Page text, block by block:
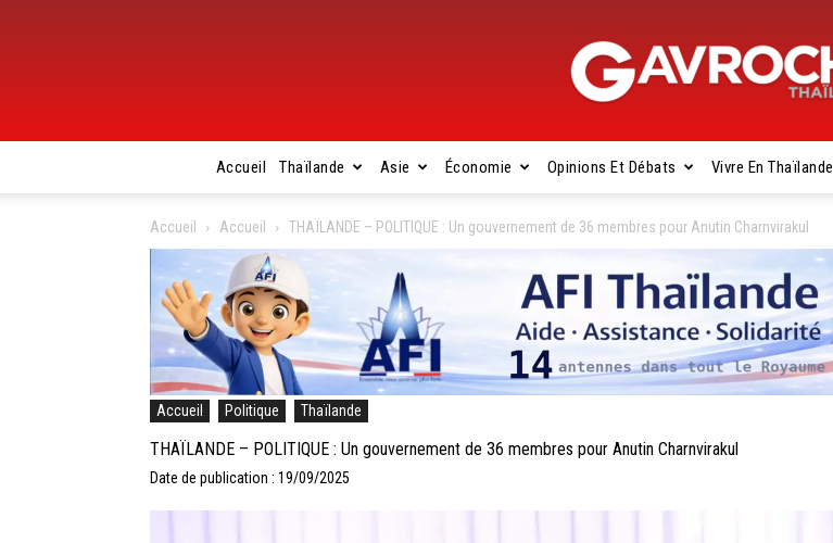
Gavroche
Thaïlande
Accueil Thaïlande Asie Économie Opinions Et Débats Vivre En Thaïlande
Accueil Accueil THAÏLANDE – POLITIQUE : Un gouvernement de 36 membres pour Anutin Charnvirakul
Accueil Politique Thaïlande
THAÏLANDE – POLITIQUE : Un gouvernement de 36 membres pour Anutin Charnvirakul
Date de publication : 19/09/2025